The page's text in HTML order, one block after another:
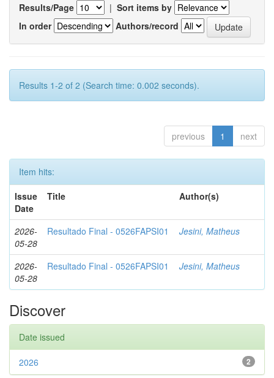
Results/Page | Sort items by
In order
Authors/record
Results 1-2 of 2 (Search time: 0.002 seconds).
previous 1 next
Item hits:
Issue
Date
Title Author(s)
2026-
05-28
Resultado Final - 0526FAPSI01 Jesini, Matheus
2026-
05-28
Resultado Final - 0526FAPSI01 Jesini, Matheus
Discover
Date issued
2
2026